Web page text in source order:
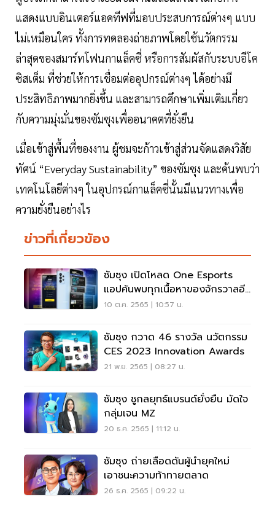
แสดงแบบอินเตอร์แอคทีฟที่มอบประสบการณ์ต่างๆ แบบ
ไม่เหมือนใคร ทั้งการทดลองถ่ายภาพโดยใช้นวัตกรรม
ล่าสุดของสมาร์ทโฟนกาแล็คซี่ หรือการสัมผัสกับระบบอีโค
ซิสเต็ม ที่ช่วยให้การเชื่อมต่ออุปกรณ์ต่างๆ ได้อย่างมี
ประสิทธิภาพมากยิ่งขึ้น และสามารถศึกษาเพิ่มเติมเกี่ยว
กับความมุ่งมั่นของซัมซุงเพื่ออนาคตที่ยั่งยืน
เมื่อเข้าสู่พื้นที่ของงาน ผู้ชมจะก้าวเข้าสู่ส่วนจัดแสดงวิสัย
ทัศน์ “Everyday Sustainability” ของซัมซุง และค้นพบว่า
เทคโนโลยีต่างๆ ในอุปกรณ์กาแล็คซี่นั้นมีแนวทางเพื่อ
ความยั่งยืนอย่างไร
ข่าวที่เกี่ยวข้อง
ซัมซุง เปิดโหลด One Esports
แอปค้นพบทุกเนื้อหาของจักรวาลอีส
ปอร์ต
10 ต.ค. 2565 | 10:57 น.
ซัมซุง กวาด 46 รางวัล นวัตกรรม
CES 2023 Innovation Awards
21 พ.ย. 2565 | 08:27 น.
ซัมซุง ชูกลยุทธ์แบรนด์ยั่งยืน มัดใจ
กลุ่มเจน MZ
20 ธ.ค. 2565 | 11:12 น.
ซัมซุง ถ่ายเลือดดันผู้นำยุคใหม่
เอาชนะความท้าทายตลาด
26 ธ.ค. 2565 | 09:22 น.